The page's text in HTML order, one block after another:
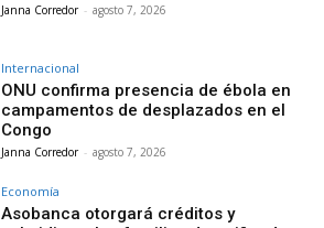
Janna Corredor - agosto 7, 2026
Internacional
ONU confirma presencia de ébola en
campamentos de desplazados en el
Congo
Janna Corredor - agosto 7, 2026
Economía
Asobanca otorgará créditos y